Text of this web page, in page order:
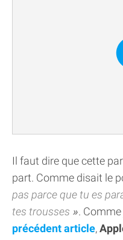
Il faut dire que cette
part. Comme disait le
pas parce que tu es
tes trousses
.
précédent article,